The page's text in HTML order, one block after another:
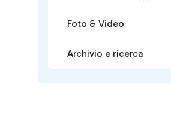
Foto & Video
Archivio e ricerca